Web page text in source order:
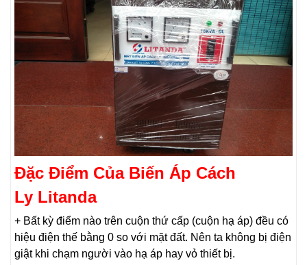
Đặc Điểm Của Biến Áp Cách
Ly Litanda
+ Bất kỳ điểm nào trên cuộn thứ cấp (cuộn hạ áp) đều có
hiệu điện thế bằng 0 so với mặt đất. Nên ta không bị điện
giật khi chạm người vào hạ áp hay vỏ thiết bị.